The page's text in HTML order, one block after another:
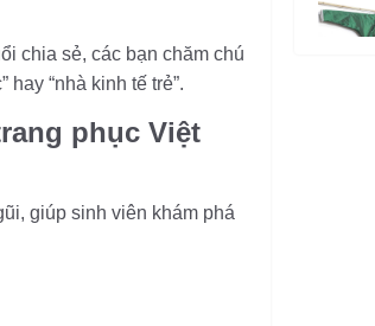
chia sẻ, các bạn chăm chú
“nhà kinh tế trẻ”.
phục Việt
giúp sinh viên khám phá